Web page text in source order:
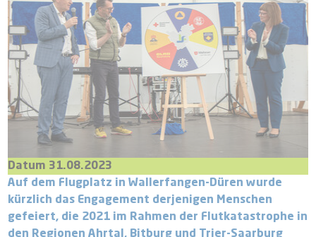
Datum 31.08.2023
Auf dem Flugplatz in Wallerfangen-Düren wurde
kürzlich das Engagement derjenigen Menschen
gefeiert, die 2021 im Rahmen der Flutkatastrophe in
den Regionen Ahrtal, Bitburg und Trier-Saarburg